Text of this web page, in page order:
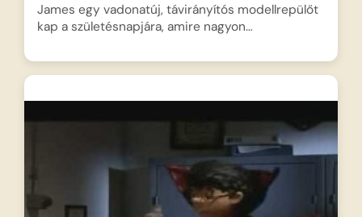
James egy vadonatúj, távirányítós modellrepülőt
kap a születésnapjára, amire nagyon…